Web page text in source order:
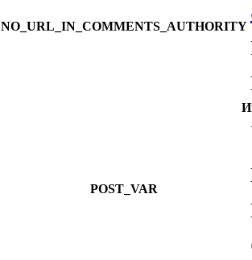
NO_URL_IN_COMMENTS_AUTHORITY
POST_VAR